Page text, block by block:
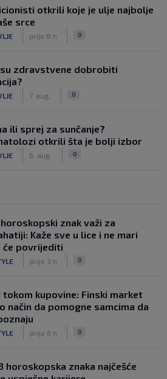
otkrili koje je ulje najbolje
srce
prije 8 h 0
su zdravstvene dobrobiti
7. aug. 0
ili sprej za sunčanje?
otkrili šta je bolji izbor
6. aug. 0
horoskopski znak važi za
Kaže sve u lice i ne mari
će povrijediti
prije 3 h 0
tokom kupovine: Finski market
način da pomogne samcima da
prije 6 h 0
horoskopska znaka najčešće